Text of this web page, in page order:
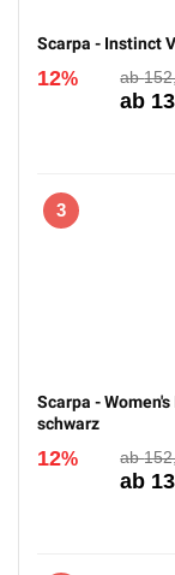
Scarpa - Instinct
12%
3
Scarpa -
schwarz
12%